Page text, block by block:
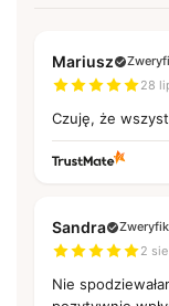
Mariusz
28
Czuję, że
Sandra
2
Nie